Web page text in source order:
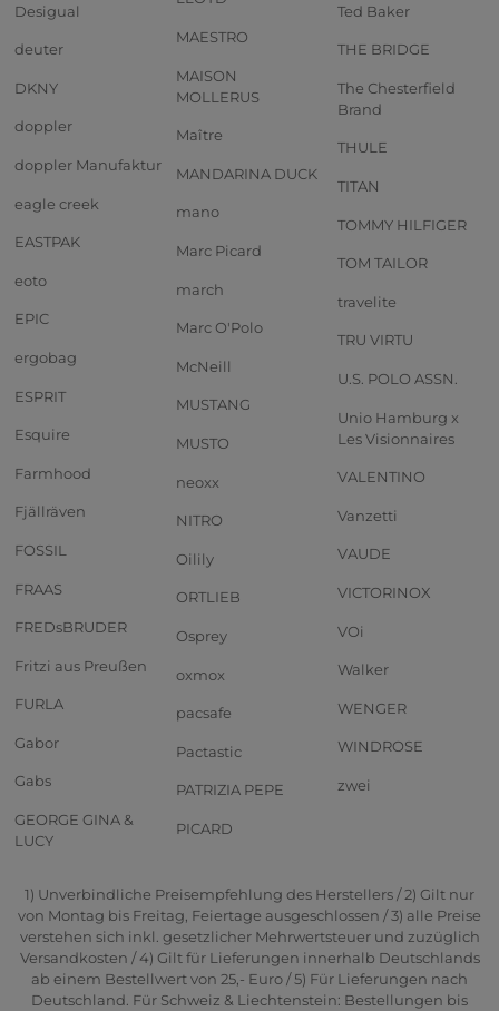
Desigual
deuter
DKNY
doppler
doppler Manufaktur
eagle creek
EASTPAK
eoto
EPIC
ergobag
ESPRIT
Esquire
Farmhood
Fjällräven
FOSSIL
FRAAS
FREDsBRUDER
Fritzi aus Preußen
FURLA
Gabor
Gabs
GEORGE GINA &
LUCY
MAESTRO
MAISON
MOLLERUS
Maître
MANDARINA DUCK
mano
Marc Picard
march
Marc O'Polo
McNeill
MUSTANG
MUSTO
neoxx
NITRO
Oilily
ORTLIEB
Osprey
oxmox
pacsafe
Pactastic
PATRIZIA PEPE
PICARD
Ted Baker
THE BRIDGE
The Chesterfield
Brand
THULE
TITAN
TOMMY HILFIGER
TOM TAILOR
travelite
TRU VIRTU
U.S. POLO ASSN.
Unio Hamburg x
Les Visionnaires
VALENTINO
Vanzetti
VAUDE
VICTORINOX
VOi
Walker
WENGER
WINDROSE
zwei
1) Unverbindliche Preisempfehlung des Herstellers / 2) Gilt nur
von Montag bis Freitag, Feiertage ausgeschlossen / 3) alle Preise
verstehen sich inkl. gesetzlicher Mehrwertsteuer und zuzüglich
Versandkosten / 4) Gilt für Lieferungen innerhalb Deutschlands
ab einem Bestellwert von 25,- Euro / 5) Für Lieferungen nach
Deutschland. Für Schweiz & Liechtenstein: Bestellungen bis